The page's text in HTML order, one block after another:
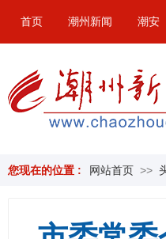
首页 潮州新闻 潮安
您现在的位置 : 网站首页 >>